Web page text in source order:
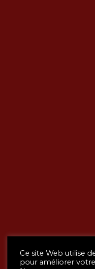
Ce site Web utilise
pour améliorer